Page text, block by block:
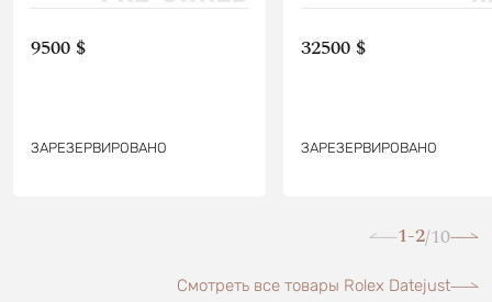
9500 $
ЗАРЕЗЕРВИРОВАНО
32500 $
ЗАРЕЗЕРВИРОВАНО
1-2/10
Смотреть все товары Rolex Datejust